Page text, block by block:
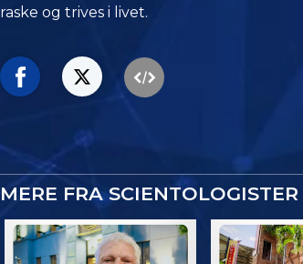
raske og trives i livet.
MERE FRA